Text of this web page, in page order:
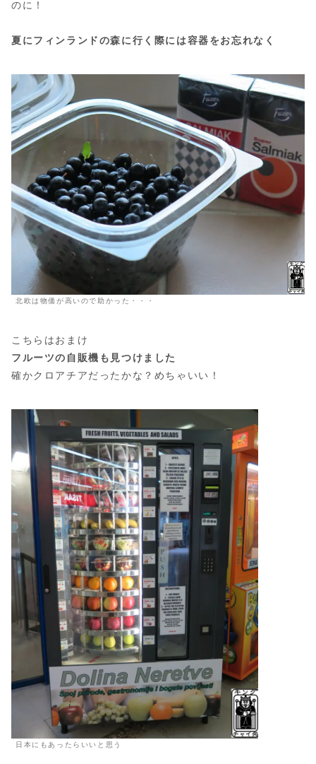
のに！
夏にフィンランドの森に行く際には容器をお忘れなく
北欧は物価が高いので助かった・・・
こちらはおまけ
フルーツの自販機も見つけました
確かクロアチアだったかな？めちゃいい！
日本にもあったらいいと思う